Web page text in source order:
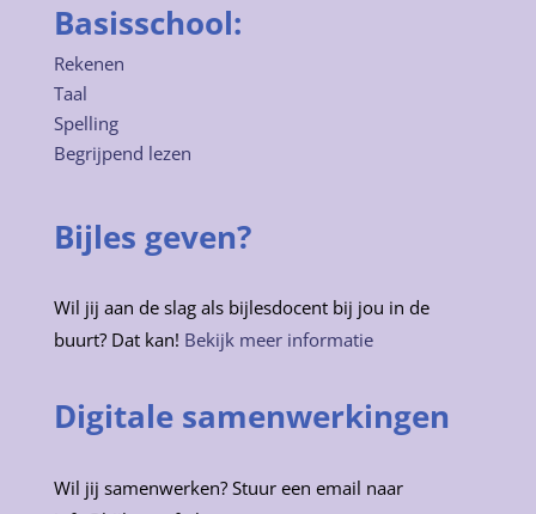
Basisschool:
Rekenen
Taal
Spelling
Begrijpend lezen
Bijles geven?
Wil jij aan de slag als bijlesdocent bij jou in de
buurt? Dat kan! Bekijk meer informatie
Digitale samenwerkingen
Wil jij samenwerken? Stuur een email naar